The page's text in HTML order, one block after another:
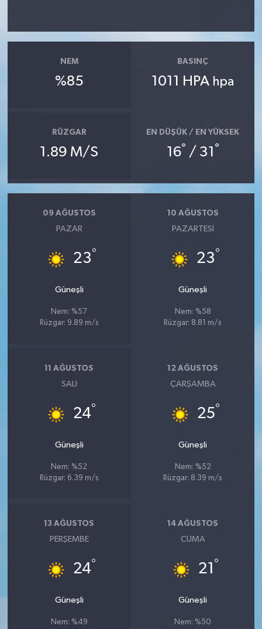
NEM
%85
BASINÇ
1011 HPA hpa
RÜZGAR
1.89 M/S
EN DÜŞÜK / EN YÜKSEK
16° / 31 °
09 AĞUSTOS
PAZAR
23°
Güneşli
Nem: %57
Rüzgar: 9.89 m/s
10 AĞUSTOS
PAZARTESI
23°
Güneşli
Nem: %58
Rüzgar: 8.81 m/s
11 AĞUSTOS
SALI
24°
Güneşli
Nem: %52
Rüzgar: 6.39 m/s
12 AĞUSTOS
ÇARŞAMBA
25°
Güneşli
Nem: %52
Rüzgar: 8.39 m/s
13 AĞUSTOS
PERŞEMBE
24°
Güneşli
Nem: %49
14 AĞUSTOS
CUMA
21 °
Güneşli
Nem: %50